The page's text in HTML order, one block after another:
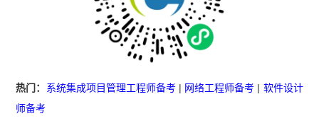
热门： 系统集成项目管理工程师备考 | 网络工程师备考 | 软件设计
师备考